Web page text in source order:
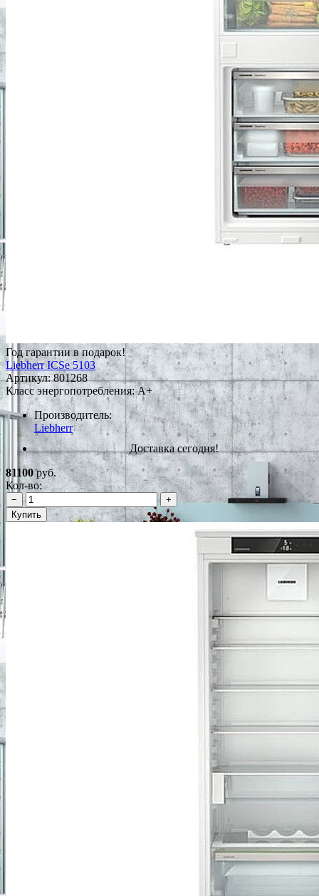
Год гарантии в подарок!
Liebherr ICSe 5103
Артикул:801268
Класс энергопотребления: A+
Производитель:
Liebherr
Доставка сегодня!
81100руб.
Кол-во:
−
+
Купить